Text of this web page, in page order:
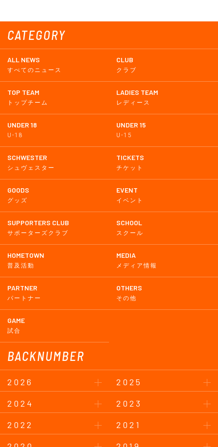
CATEGORY
ALL NEWS
すべてのニュース
CLUB
クラブ
TOP TEAM
トップチーム
LADIES TEAM
レディース
UNDER 18
U-18
UNDER 15
U-15
SCHWESTER
シュヴェスター
TICKETS
チケット
GOODS
グッズ
EVENT
イベント
SUPPORTERS CLUB
サポーターズクラブ
SCHOOL
スクール
HOMETOWN
普及活動
MEDIA
メディア情報
PARTNER
パートナー
OTHERS
その他
GAME
試合
BACKNUMBER
2026
2025
2024
2023
2022
2021